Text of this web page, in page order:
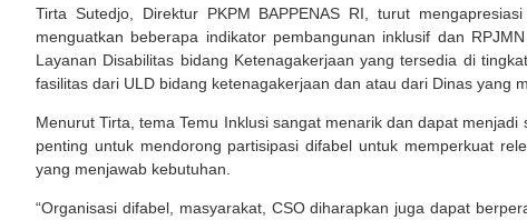
Tirta Sutedjo, Direktur PKPM BAPPENAS RI, turut
menguatkan beberapa indikator pembangunan inklusif dan
Layanan Disabilitas bidang Ketenagakerjaan yang tersedia di
fasilitas dari ULD bidang ketenagakerjaan dan atau dari Dinas yang
Menurut Tirta, tema Temu Inklusi sangat menarik dan dapat
penting untuk mendorong partisipasi difabel untuk memperkuat
yang menjawab kebutuhan.
“Organisasi difabel, masyarakat, CSO diharapkan juga dapat